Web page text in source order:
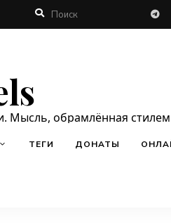
Мысль, обрамлённая
ТЕГИ ДОНАТЫ